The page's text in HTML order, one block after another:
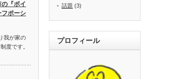
『ボイ
フポーシ
我が家の
度です。
話題 (3)
プロフィール